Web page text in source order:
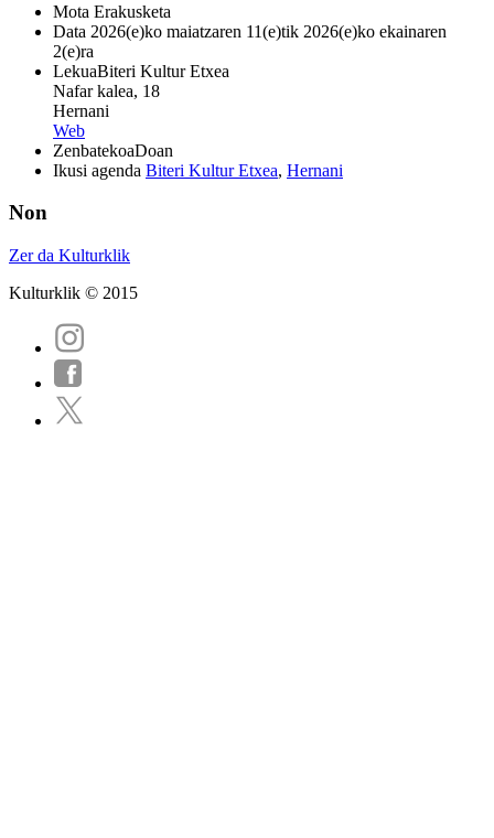
Mota Erakusketa
Data 2026(e)ko maiatzaren 11(e)tik 2026(e)ko ekainaren
2(e)ra
LekuaBiteri Kultur Etxea
Nafar kalea, 18
Hernani
Web
ZenbatekoaDoan
Ikusi agenda Biteri Kultur Etxea, Hernani
Non
Zer da Kulturklik
Kulturklik © 2015